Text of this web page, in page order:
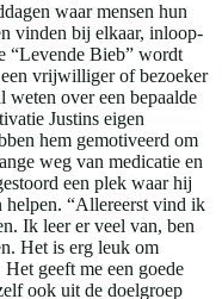
waar mensen hun
vinden bij elkaar, inloop-
“Levende Bieb” wordt
een vrijwilliger of bezoeker
over een bepaalde
Justins eigen
hem gemotiveerd om
weg van medicatie en
een plek waar hij
helpen. “Allereerst vind ik
Ik leer er veel van, ben
Het is erg leuk om
geeft me een goede
ook uit de doelgroep